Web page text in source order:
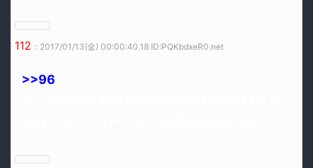
112 ：2017/01/13(金) 00:00:40.18 ID:PQKbdxeR0.net
>>96